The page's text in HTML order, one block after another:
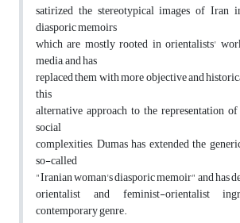
satirized the stereotypical images of Iran
diasporic memoirs
which are mostly rooted in orientalists'
media, and has
replaced them with more objective and
this
alternative approach to the representation
social
complexities, Dumas has extended the
so-called
"Iranian woman's diasporic memoir" and has
orientalist and feminist-orientalist
contemporary genre.